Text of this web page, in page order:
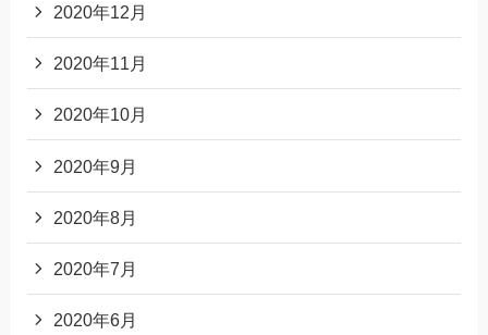
2020年12月
2020年11月
2020年10月
2020年9月
2020年8月
2020年7月
2020年6月